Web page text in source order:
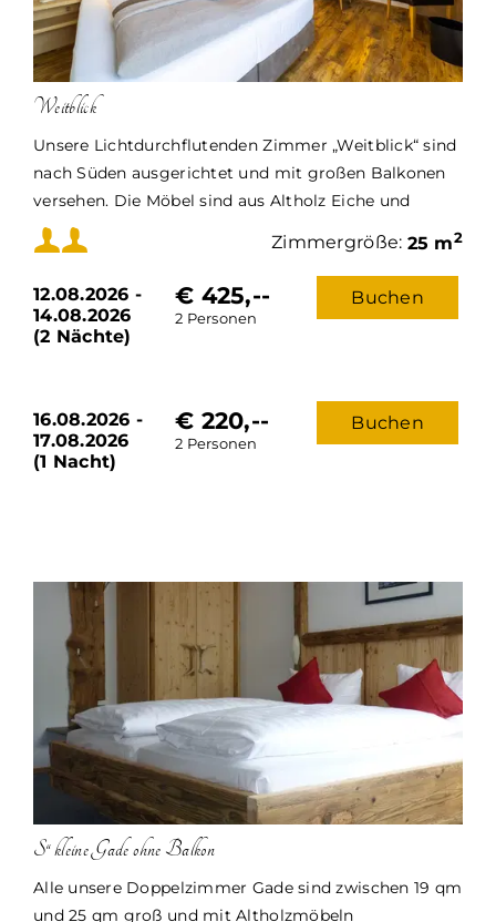
Weitblick
Unsere Lichtdurchflutenden Zimmer „Weitblick“ sind
nach Süden ausgerichtet und mit großen Balkonen
versehen. Die Möbel sind aus Altholz Eiche und
Weißtanne von Schreinerhand gefertigt.
Die Zimmergröße liegt bei ca. 25 bis 30 m²
Die Zimmer „Weitblick“ verfügen über einen
Schreibtisch mit Sitzgelegenheit und Flachbild-TV.
Sie sind mit hochwertigen Vinylböden und
Vergrößerungsspiegel. Sie haben im Zimmer
kostenfreies WLAN und für Ihre Urlaubszeit im
Sontheim`s eine Wellnesstasche mit Bademantel
Verpflegung: Sontheim’s Verwöhnpension
Leckeres und reichhaltiges Frühstücksbuffet
mit regionalen Produkten
Nachmittagsbuffet 14.30 bis 16.00 Uhr
4 Gang Verwöhn-Menü
Mindestbelegung:
Maximalbelegung:
Zimmergröße: 25 m2
12.08.2026 -
14.08.2026
(2 Nächte)
€ 425,--
2 Personen
Buchen
16.08.2026 -
17.08.2026
(1 Nacht)
€ 220,--
2 Personen
Buchen
S“ kleine Gade ohne Balkon
Alle unsere Doppelzimmer Gade sind zwischen 19 qm
und 25 qm groß und mit Altholzmöbeln